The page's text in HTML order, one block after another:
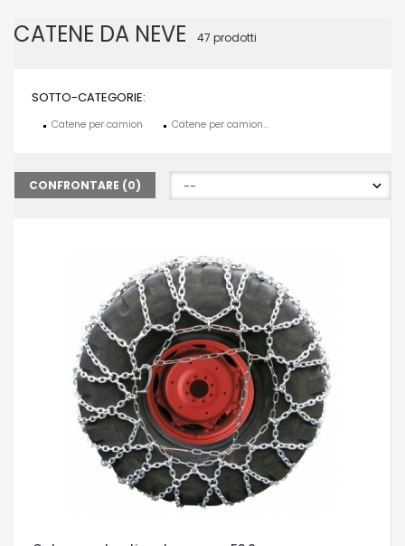
CATENE DA NEVE 47 prodotti
SOTTO-CATEGORIE:
Catene per camion Catene per camion...
CONFRONTARE (0)